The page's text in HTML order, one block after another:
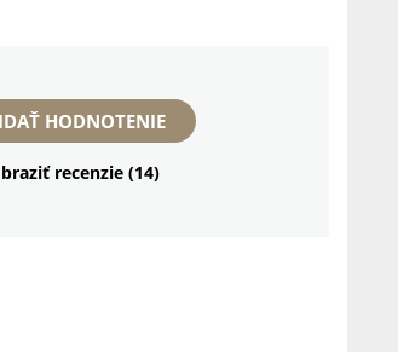
HODNOTENIE
recenzie (14)